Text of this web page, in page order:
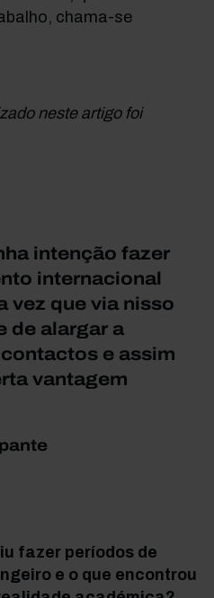
chama-se
neste artigo foi
intenção fazer
internacional
vez que via nisso
de alargar a
e assim
vantagem
fazer períodos de
e o que encontrou